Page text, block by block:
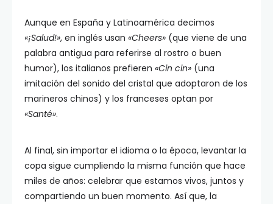
Aunque en España y Latinoamérica decimos
«¡Salud!», en inglés usan «Cheers» (que viene de una
palabra antigua para referirse al rostro o buen
humor), los italianos prefieren «Cin cin» (una
imitación del sonido del cristal que adoptaron de los
marineros chinos) y los franceses optan por
«Santé».
Al final, sin importar el idioma o la época, levantar la
copa sigue cumpliendo la misma función que hace
miles de años: celebrar que estamos vivos, juntos y
compartiendo un buen momento. Así que, la